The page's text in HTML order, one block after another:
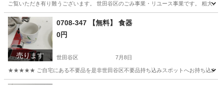
ご覧いただき有り難うございます。 世⽥⾕区のごみ事業・リユース事業です。 粗
東京 世田谷区 インテリア雑貨/小物 リユース
売ります
0708-347 【無料】 食器
0円
世田谷区 7月8日
★★★★★ ご自宅にある不要品を是非世田谷区不要品持ち込みスポットへお持ち込みし